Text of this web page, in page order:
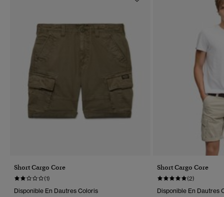
Short Cargo Core
(1)
Disponible En Dautres Coloris
Short Cargo Core
(2)
Disponible En Dautres